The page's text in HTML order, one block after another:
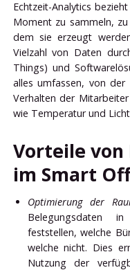
Echtzeit-Analytics
Moment zu sammeln,
dem sie erzeugt
Vielzahl von Daten
Things) und
alles umfassen, von
Verhalten der
wie Temperatur und
Vorteile von
im Smart
Optimierung der
Belegungsdaten
feststellen, welche
welche nicht. Dies
Nutzung der